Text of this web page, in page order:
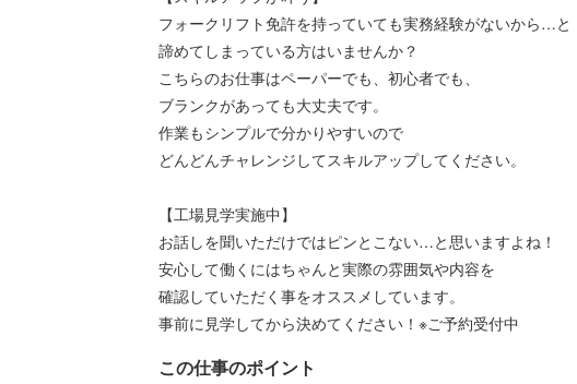
フォークリフト免許を持っていても実務経験がないから…と
諦めてしまっている方はいませんか？
こちらのお仕事はペーパーでも、初心者でも、
ブランクがあっても大丈夫です。
作業もシンプルで分かりやすいので
どんどんチャレンジしてスキルアップしてください。
【工場見学実施中】
お話しを聞いただけではピンとこない…と思いますよね！
安心して働くにはちゃんと実際の雰囲気や内容を
確認していただく事をオススメしています。
事前に見学してから決めてください！※ご予約受付中
この仕事のポイント